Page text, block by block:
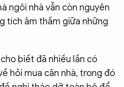
ngôi nhà vẫn còn nguyên
tích âm thầm giữa những
biết đã nhiều lần có
hỏi mua căn nhà, trong đó